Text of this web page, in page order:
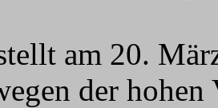
am 20.
der